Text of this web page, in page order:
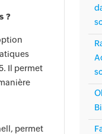
?
Il permet
permet